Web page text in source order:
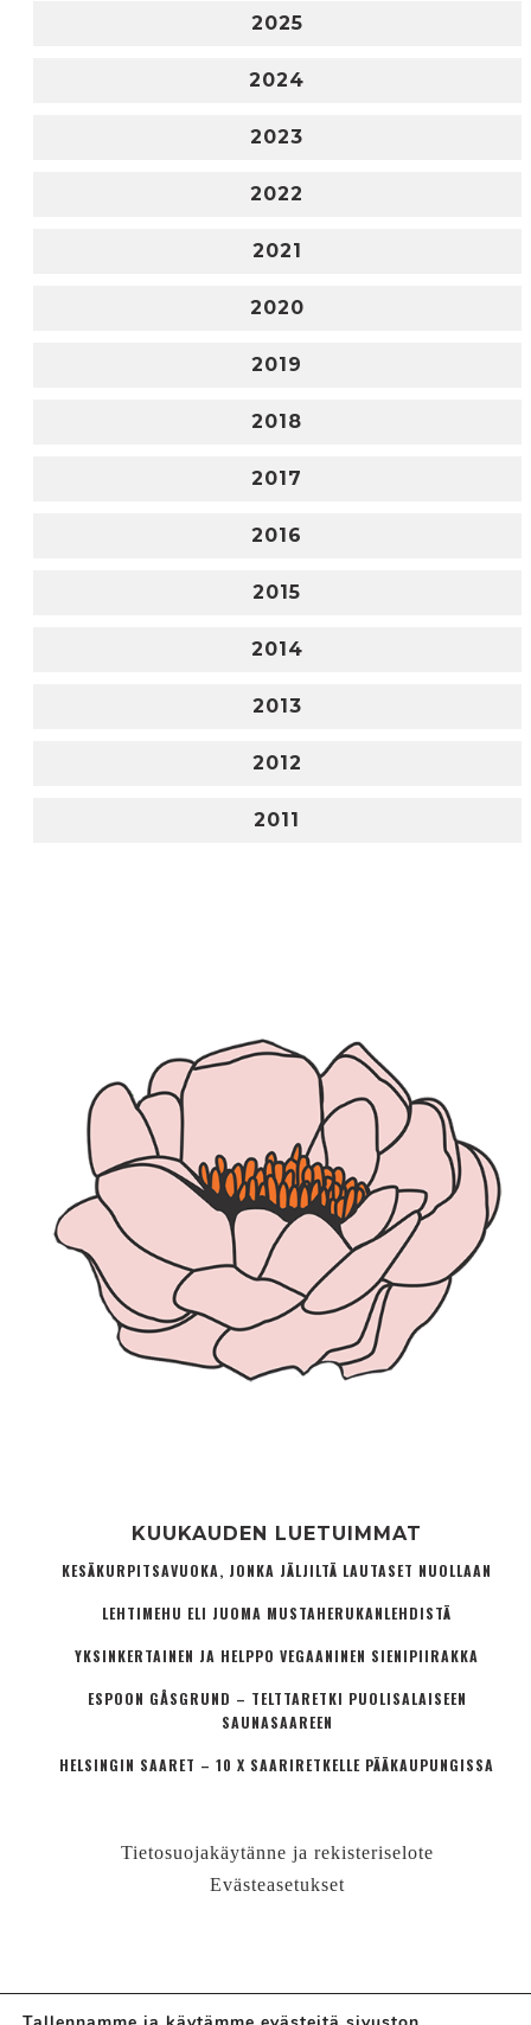
2025
2024
2023
2022
2021
2020
2019
2018
2017
2016
2015
2014
2013
2012
2011
KUUKAUDEN LUETUIMMAT
KESÄKURPITSAVUOKA, JONKA JÄLJILTÄ LAUTASET NUOLLAAN
LEHTIMEHU ELI JUOMA MUSTAHERUKANLEHDISTÄ
YKSINKERTAINEN JA HELPPO VEGAANINEN SIENIPIIRAKKA
ESPOON GÅSGRUND – TELTTARETKI PUOLISALAISEEN
SAUNASAAREEN
HELSINGIN SAARET – 10 X SAARIRETKELLE PÄÄKAUPUNGISSA
Tietosuojakäytänne ja rekisteriselote
Evästeasetukset